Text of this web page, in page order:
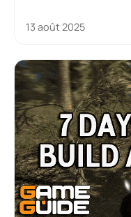
13 août 2025